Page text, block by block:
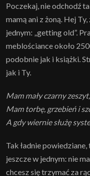
Poczekaj, nie odchodź
mamą ani z żoną. Hej
jednym: „getting old”.
meblościance około
podobnie jak i książki.
jak i Ty.
Mam mały czarny
Mam torbę, grzebień i
A gdy wiernie służę
Tak ładnie
jeszcze w jednym: nie
chcesz się trzymać za